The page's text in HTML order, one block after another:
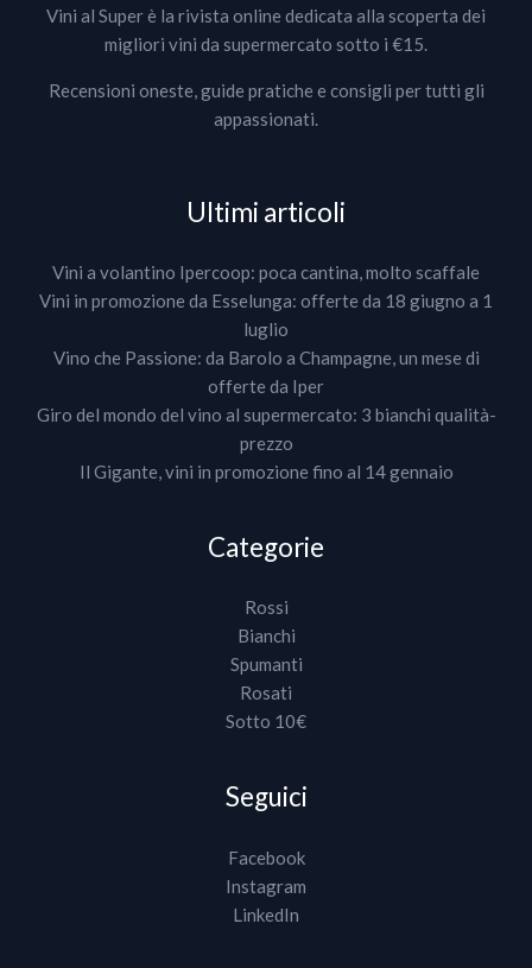
Vini al Super è la rivista online dedicata alla scoperta dei
migliori vini da supermercato sotto i €15.
Recensioni oneste, guide pratiche e consigli per tutti gli
appassionati.
Ultimi articoli
Vini a volantino Ipercoop: poca cantina, molto scaffale
Vini in promozione da Esselunga: offerte da 18 giugno a 1
luglio
Vino che Passione: da Barolo a Champagne, un mese di
offerte da Iper
Giro del mondo del vino al supermercato: 3 bianchi qualità-
prezzo
Il Gigante, vini in promozione fino al 14 gennaio
Categorie
Rossi
Bianchi
Spumanti
Rosati
Sotto 10€
Seguici
Facebook
Instagram
LinkedIn